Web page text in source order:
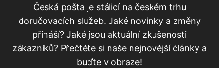
Česká pošta je stálicí na českém trhu
doručovacích služeb. Jaké novinky a změny
přináší? Jaké jsou aktuální zkušenosti
zákazníků? Přečtěte si naše nejnovější články a
buďte v obraze!